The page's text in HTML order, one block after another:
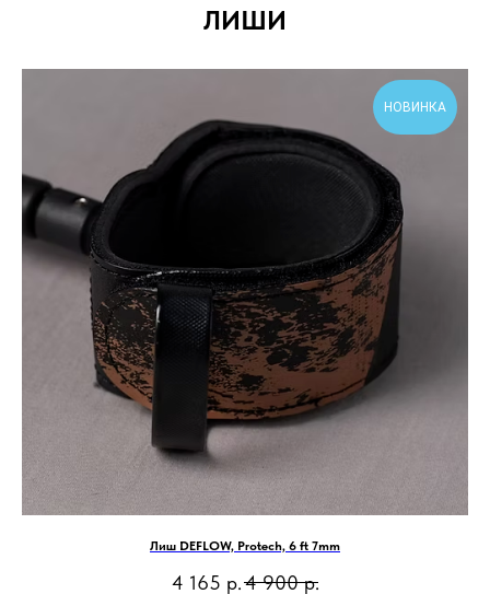
ЛИШИ
НОВИНКА
Лиш DEFLOW, Protech, 6 ft 7mm
4 165 р.4 900 р.